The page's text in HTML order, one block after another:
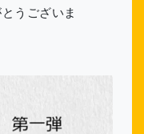
うございま